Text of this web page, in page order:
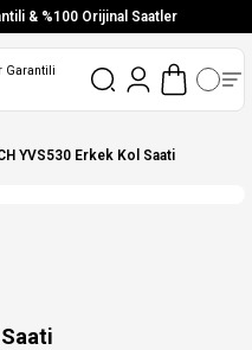
& %100 Orijinal Saatler
6 Taksit
YVS530 Erkek Kol Saati